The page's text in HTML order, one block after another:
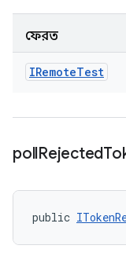
ফেরত
IRemoteTest
pollRejected
public